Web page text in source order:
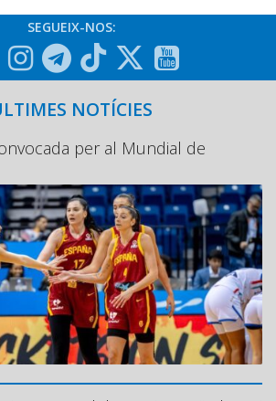
SEGUEIX-NOS:
NOTÍCIES
per al Mundial de